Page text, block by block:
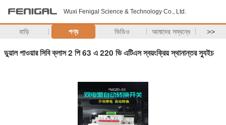
Wuxi Fenigal Science & Technology Co., Ltd.
বাড়ি পণ্য ভিডিও আমাদের সম্বন্ধে >>
ডুয়াল পাওয়ার সিবি ক্লাস 2 পি 63 এ 220 ভি এটিএস স্বয়ংক্রিয় স্থানান্তর স্যুইচ